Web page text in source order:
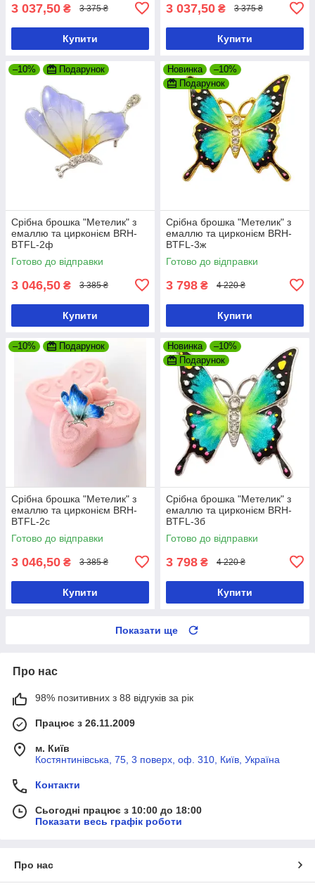
3 037,50 ₴ 3 375 ₴
Купити
3 037,50 ₴ 3 375 ₴
Купити
–10% Подарунок
Срібна брошка "Метелик" з
емаллю та цирконієм BRH-
BTFL-2ф
Готово до відправки
3 046,50 ₴ 3 385 ₴
Купити
Новинка
–10%
Подарунок
Срібна брошка "Метелик" з
емаллю та цирконієм BRH-
BTFL-3ж
Готово до відправки
3 798 ₴ 4 220 ₴
Купити
–10% Подарунок
Срібна брошка "Метелик" з
емаллю та цирконієм BRH-
BTFL-2с
Готово до відправки
3 046,50 ₴ 3 385 ₴
Купити
Новинка
–10%
Подарунок
Срібна брошка "Метелик" з
емаллю та цирконієм BRH-
BTFL-3б
Готово до відправки
3 798 ₴ 4 220 ₴
Купити
Показати ще
Про нас
98% позитивних з 88 відгуків за рік
Працює з 26.11.2009
м. Київ
Костянтинівська, 75, 3 поверх, оф. 310, Київ, Україна
Контакти
Сьогодні працює з 10:00 до 18:00
Показати весь графік роботи
Про нас